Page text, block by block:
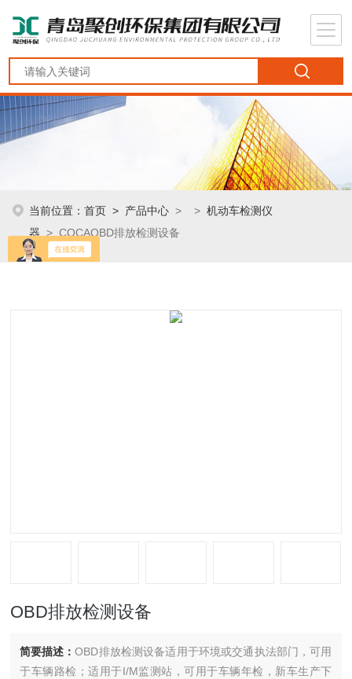
当前位置：首页 > 产品中心 > >机动车检测仪
器 > COCAOBD排放检测设备
OBD排放检测设备
简要描述：OBD排放检测设备适用于环境或交通执法部门，可用
于车辆路检；适用于I/M监测站，可用于车辆年检，新车生产下